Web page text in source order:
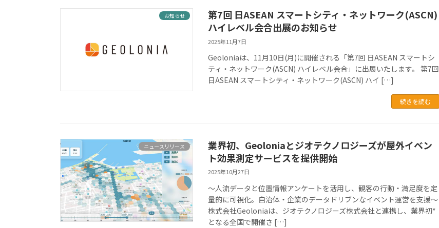
お知らせ
第7回 日ASEAN スマートシティ・ネットワーク(ASCN)
ハイレベル会合出展のお知らせ
2025年11月7日
Geoloniaは、11月10日(月)に開催される「第7回 日ASEAN スマートシ
ティ・ネットワーク(ASCN) ハイレベル会合」に出展いたします。 第7回
日ASEAN スマートシティ・ネットワーク(ASCN) ハイ […]
続きを読む
ニュースリリース
業界初、Geoloniaとジオテクノロジーズが屋外イベン
ト効果測定サービスを提供開始
2025年10月27日
〜人流データと位置情報アンケートを活用し、観客の行動・満足度を定
量的に可視化。自治体・企業のデータドリブンなイベント運営を支援〜
株式会社Geoloniaは、ジオテクノロジーズ株式会社と連携し、業界初*
となる全国で開催さ […]